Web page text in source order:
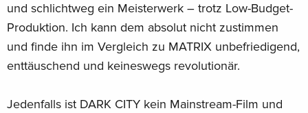
und schlichtweg ein Meisterwerk – trotz Low-Budget-
Produktion. Ich kann dem absolut nicht zustimmen
und finde ihn im Vergleich zu MATRIX unbefriedigend,
enttäuschend und keineswegs revolutionär.
Jedenfalls ist DARK CITY kein Mainstream-Film und